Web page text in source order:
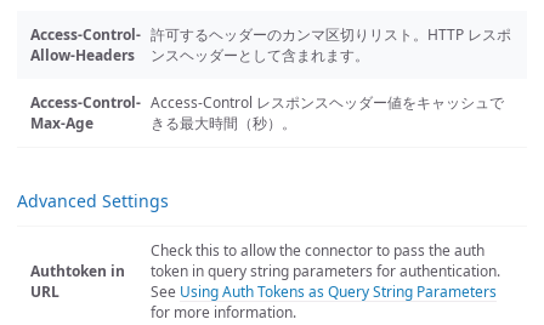
Access-Control-
Allow-Headers
許可するヘッダーのカンマ区切りリスト。HTTP レスポ
ンスヘッダーとして含まれます。
Access-Control-
Max-Age
Access-Control レスポンスヘッダー値をキャッシュで
きる最大時間（秒）。
Advanced Settings
Authtoken in
URL
Check this to allow the connector to pass the auth
token in query string parameters for authentication.
See Using Auth Tokens as Query String Parameters
for more information.